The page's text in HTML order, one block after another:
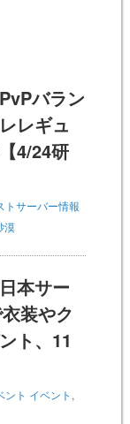
バラン
レギュ
4/24研
トサーバー情報
漠
本サー
装やク
ト、11
ント イベント ,